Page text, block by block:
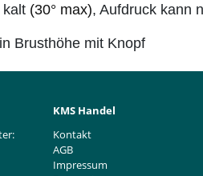
kalt (30° max), Aufdruck kann
Brusthöhe mit Knopf
KMS Handel
Kontakt
AGB
Impressum